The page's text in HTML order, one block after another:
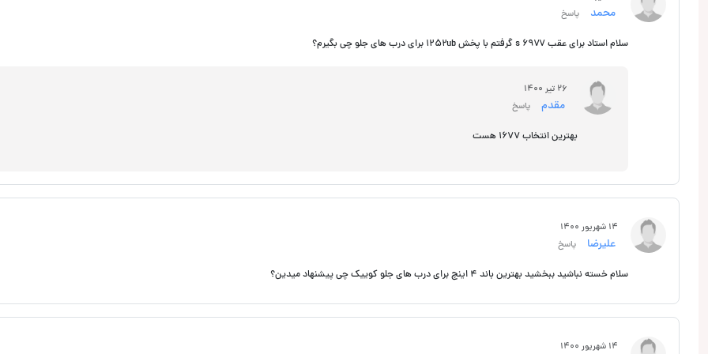
محمد پاسخ
سلام استاد برای عقب ۶۹۷۷ s گرفتم با پخش ۱۲۵۲ub برای درب های جلو چی بگیرم؟
26 تیر 1400
مقدم پاسخ
بهترین انتخاب 1677 هست
14 شهریور 1400
علیرضا پاسخ
سلام خسته نباشید ببخشید بهترین باند ۴ اینچ برای درب های جلو کوییک چی پیشنهاد میدین؟
14 شهریور 1400